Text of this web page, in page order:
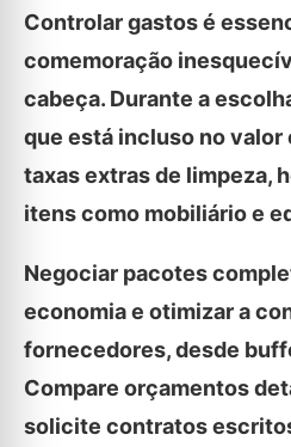
Controlar gastos é
comemoração
cabeça. Durante a
que está incluso no valor
taxas extras de limpeza,
itens como mobiliário e
Negociar pacotes
economia e otimizar a
fornecedores, desde
Compare orçamentos
solicite contratos